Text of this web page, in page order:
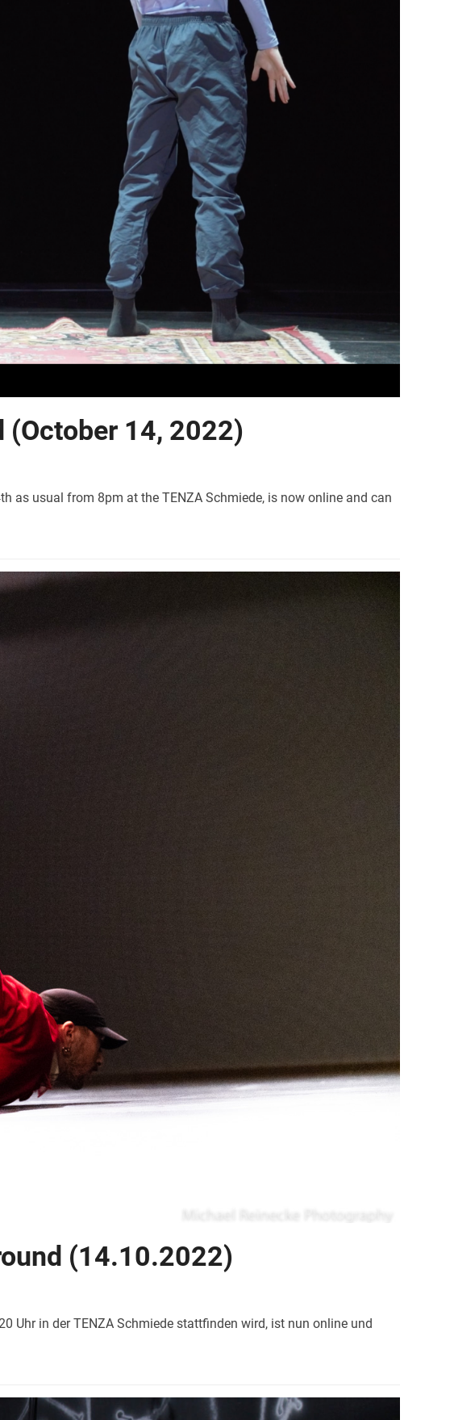
(October 14, 2022)
as usual from 8pm at the TENZA Schmiede, is now online and can
(14.10.2022)
Uhr in der TENZA Schmiede stattfinden wird, ist nun online und